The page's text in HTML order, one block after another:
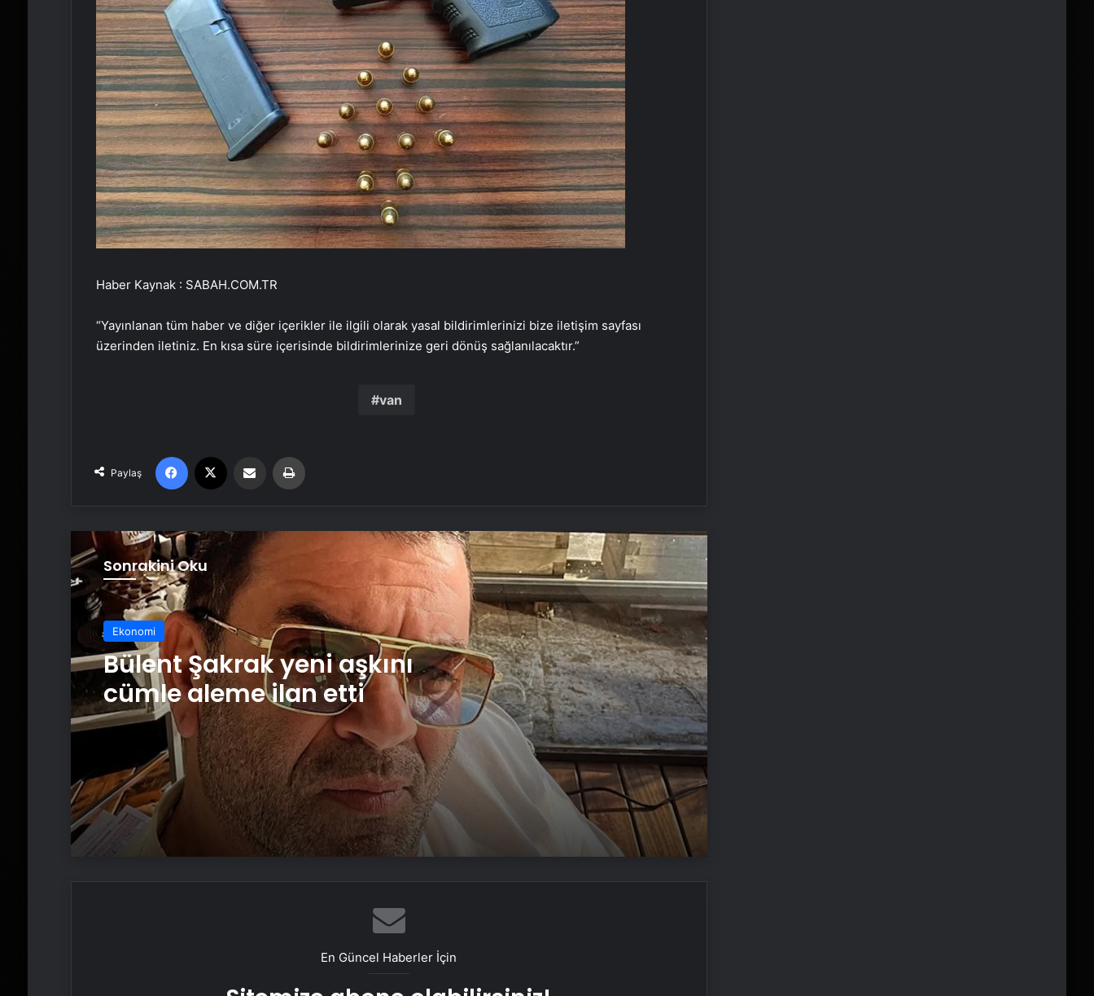
Haber Kaynak : SABAH.COM.TR
“Yayınlanan tüm haber ve diğer içerikler ile ilgili olarak yasal bildirimlerinizi bize iletişim sayfası
üzerinden iletiniz. En kısa süre içerisinde bildirimlerinize geri dönüş sağlanılacaktır.”
van
Paylaş
Facebook Email'den paylaş
Sonrakini Oku
Ekonomi
Bülent Şakrak yeni aşkını
cümle aleme ilan etti
yaşında!
Tülin Şahin, DSÖ’den davet aldı
Gülşen’den lahmacun tepkisi:
Acıyorum
Zeynep Sever Demirel 2.5 ayda 20
kilo verdi
Çin astrolojisine göre hangi
burçsun?
Burcuna göre kaç gün sonra diyeti
Serenay Sarıkaya günler sonra
En Güncel Haberler İçin